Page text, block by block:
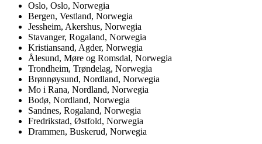
Oslo, Oslo, Norwegia
Bergen, Vestland, Norwegia
Jessheim, Akershus, Norwegia
Stavanger, Rogaland, Norwegia
Kristiansand, Agder, Norwegia
Ålesund, Møre og Romsdal, Norwegia
Trondheim, Trøndelag, Norwegia
Brønnøysund, Nordland, Norwegia
Mo i Rana, Nordland, Norwegia
Bodø, Nordland, Norwegia
Sandnes, Rogaland, Norwegia
Fredrikstad, Østfold, Norwegia
Drammen, Buskerud, Norwegia